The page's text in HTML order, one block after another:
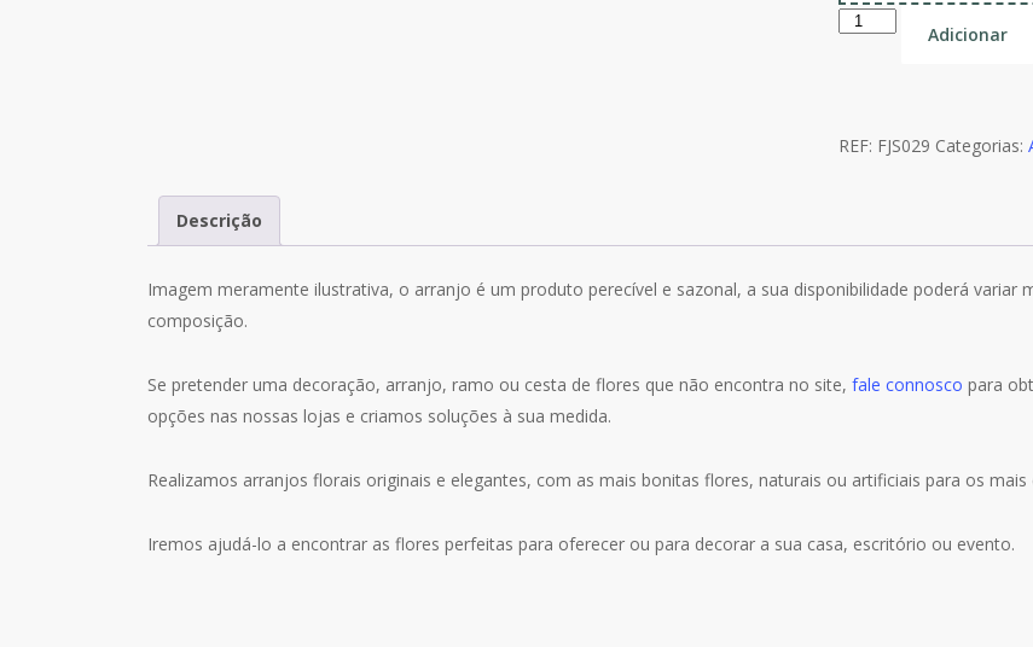
Quantidade
Santa
Adicionar
REF: FJS029 Categorias:
Descrição
Imagem meramente ilustrativa, o arranjo é um produto perecível e sazonal, a sua disponibilidade poderá variar
composição.
Se pretender uma decoração, arranjo, ramo ou cesta de flores que não encontra no site, fale connosco para
opções nas nossas lojas e criamos soluções à sua medida.
Realizamos arranjos florais originais e elegantes, com as mais bonitas flores, naturais ou artificiais para os
Iremos ajudá-lo a encontrar as flores perfeitas para oferecer ou para decorar a sua casa, escritório ou evento.